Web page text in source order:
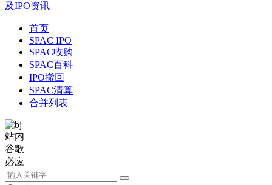
及IPO资讯
首页
SPAC IPO
SPAC收购
SPAC百科
IPO撤回
SPAC清算
合并列表
站内
谷歌
必应